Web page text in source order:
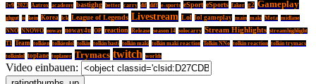
1v9 2023 Aatrox academy bastighg better carry dif diff e-sports eSport eSports faker g2 Gameplay
ghgut is kein Korea lck League of Legends Livestream Lol lol gameplay main maki Meta midlane
NNO NNOWO noway noway4u OP reaction Release season 14 solocarry Stream Highlights streamhighlight
T1
Team tolkien tolkienlol tolkin tolkin basti tolkin maki tolkin maki reaction Tolkin NNo tolkin reaction tolkin trymacs
tolkinlol toplane toplaner Trymacs twitch worlds
Video einbauen: